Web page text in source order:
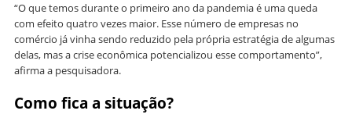
“O que temos durante o primeiro ano da pandemia é uma queda
com efeito quatro vezes maior. Esse número de empresas no
comércio já vinha sendo reduzido pela própria estratégia de algumas
delas, mas a crise econômica potencializou esse comportamento”,
afirma a pesquisadora.
Como fica a situação?